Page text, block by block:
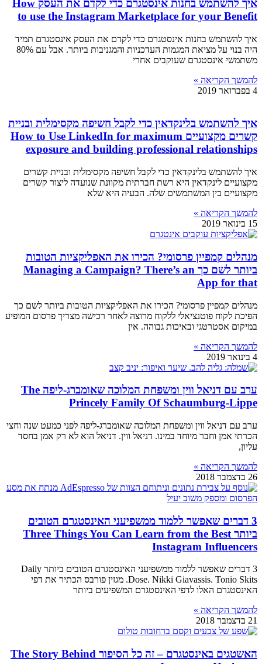
איך להשתמש בחנות אינסטגרם כדי לקדם את העסק How
to use the Instagram Marketplace for your Benefit
איך להשתמש בחנות אינסטגרם כדי לקדם את העסק אינסטגרם תמיד
היה בנוי על מציאת המגמות העדכניות והמגניבות ביותר. אבל עם 80%
משתמשי אינסטגרם שעוקבים אחרי
להמשך הקריאה »
4 בפברואר 2019
איך להשתמש בלינקדאין כדי לקבל חשיפה מקסימלית ובניית
קשרים מקצועיים How to Use LinkedIn for maximum
exposure and building professional relationships
איך להשתמש בלינקדאין כדי לקבל חשיפה מקסימלית ובניית קשרים
מקצועיים לינקדאין היא רשת חברתית מקוונת שנועדה ליצור קשרים
מקצועיים בין המשתמשים שלה. הבעיה היא שלא
להמשך הקריאה »
15 בינואר 2019
מנהלים קמפיין פרסומי? הכירו את האפליקציות הטובות
ביותר לשם כך Managing a Campaign? There’s an
App for that
מנהלים קמפיין פרסומי? הכירו את האפליקציות הטובות ביותר לשם כך
הפיכת לקוח פוטנציאלי ללקוח מרוצה לאחר רכישה מצריך פרסום המופיע
במיקום אסטרטגי ובאיכות גבוהה. אין
להמשך הקריאה »
4 בינואר 2019
ערב עם דניאל ווין ומשפחת המלוכה שאומברג-ליפה The
Princely Family Of Schaumburg-Lippe
ערב עם דניאל ווין ומשפחת המלוכה שאומברג-ליפה לפני כמעט שנה וחצי
הכרתי אמן וחבר מיוחד במינו. דניאל ווין. דניאל הוא לא רק אמן בחסד
עליון,
להמשך הקריאה »
26 בדצמבר 2018
3 דברים שאפשר ללמוד ממשפיעני האינסטגרם הטובים
ביותר Three Things You Can Learn from the Best
Instagram Influencers
3 דברים שאפשר ללמוד ממשפיעני האינסטגרם הטובים ביותר Daily
Dose. Nikki Giavassis. Tonio Skits. מגזין פורבס הכתיר את דפי
האינסטגרם האלו לדפי האינסטגרם המשפיעים ביותר
להמשך הקריאה »
21 בדצמבר 2018
האשטגים באינסטגרם – זה כל הסיפור The Story Behind